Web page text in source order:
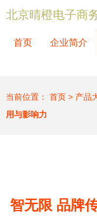
北京晴橙电子商
首页 企业简介
当前位置： 首页 > 产品
用与影响力
智无限 品牌